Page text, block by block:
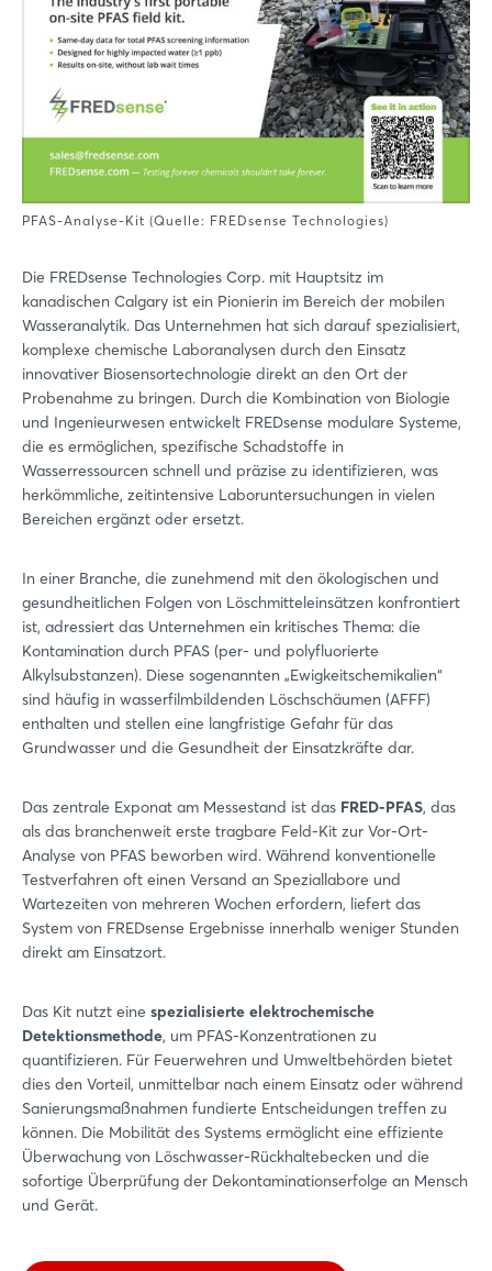
PFAS-Analyse-Kit (Quelle: FREDsense Technologies)
Die FREDsense Technologies Corp. mit Hauptsitz im
kanadischen Calgary ist ein Pionierin im Bereich der mobilen
Wasseranalytik. Das Unternehmen hat sich darauf spezialisiert,
komplexe chemische Laboranalysen durch den Einsatz
innovativer Biosensortechnologie direkt an den Ort der
Probenahme zu bringen. Durch die Kombination von Biologie
und Ingenieurwesen entwickelt FREDsense modulare Systeme,
die es ermöglichen, spezifische Schadstoffe in
Wasserressourcen schnell und präzise zu identifizieren, was
herkömmliche, zeitintensive Laboruntersuchungen in vielen
Bereichen ergänzt oder ersetzt.
In einer Branche, die zunehmend mit den ökologischen und
gesundheitlichen Folgen von Löschmitteleinsätzen konfrontiert
ist, adressiert das Unternehmen ein kritisches Thema: die
Kontamination durch PFAS (per- und polyfluorierte
Alkylsubstanzen). Diese sogenannten „Ewigkeitschemikalien“
sind häufig in wasserfilmbildenden Löschschäumen (AFFF)
enthalten und stellen eine langfristige Gefahr für das
Grundwasser und die Gesundheit der Einsatzkräfte dar.
Das zentrale Exponat am Messestand ist das FRED-PFAS, das
als das branchenweit erste tragbare Feld-Kit zur Vor-Ort-
Analyse von PFAS beworben wird. Während konventionelle
Testverfahren oft einen Versand an Speziallabore und
Wartezeiten von mehreren Wochen erfordern, liefert das
System von FREDsense Ergebnisse innerhalb weniger Stunden
direkt am Einsatzort.
Das Kit nutzt eine spezialisierte elektrochemische
Detektionsmethode, um PFAS-Konzentrationen zu
quantifizieren. Für Feuerwehren und Umweltbehörden bietet
dies den Vorteil, unmittelbar nach einem Einsatz oder während
Sanierungsmaßnahmen fundierte Entscheidungen treffen zu
können. Die Mobilität des Systems ermöglicht eine effiziente
Überwachung von Löschwasser-Rückhaltebecken und die
sofortige Überprüfung der Dekontaminationserfolge an Mensch
und Gerät.